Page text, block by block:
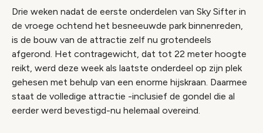
Drie weken nadat de eerste onderdelen van Sky Sifter in
de vroege ochtend het besneeuwde park binnenreden,
is de bouw van de attractie zelf nu grotendeels
afgerond. Het contragewicht, dat tot 22 meter hoogte
reikt, werd deze week als laatste onderdeel op zijn plek
gehesen met behulp van een enorme hijskraan. Daarmee
staat de volledige attractie -inclusief de gondel die al
eerder werd bevestigd-nu helemaal overeind.